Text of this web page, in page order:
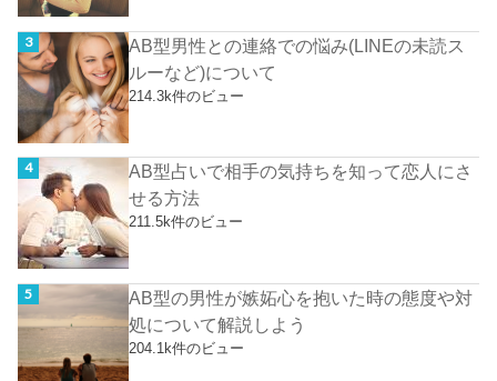
AB型男性との連絡での悩み(LINEの未読ス
ルーなど)について
214.3k件のビュー
AB型占いで相手の気持ちを知って恋人にさ
せる方法
211.5k件のビュー
AB型の男性が嫉妬心を抱いた時の態度や対
処について解説しよう
204.1k件のビュー